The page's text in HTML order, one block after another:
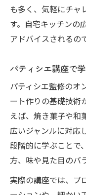
オンライ
る練習法
パティシエ
和菓子教
キルアップ
質問し放
するコツ
も多く、気軽にチャ
す。自宅キッチンの
アドバイスされるの
パティシエ講座で
パティシエ監修のオ
ート作りの基礎技術
えば、焼き菓子や和
広いジャンルに対応
段階的に学ぶことで
方、味や見た目のバ
実際の講座では、プ